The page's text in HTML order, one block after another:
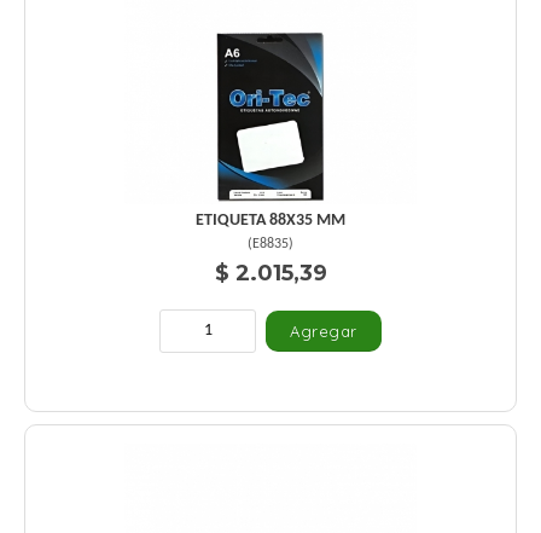
ETIQUETA 88X35 MM
( E8835)
$ 2.015,39